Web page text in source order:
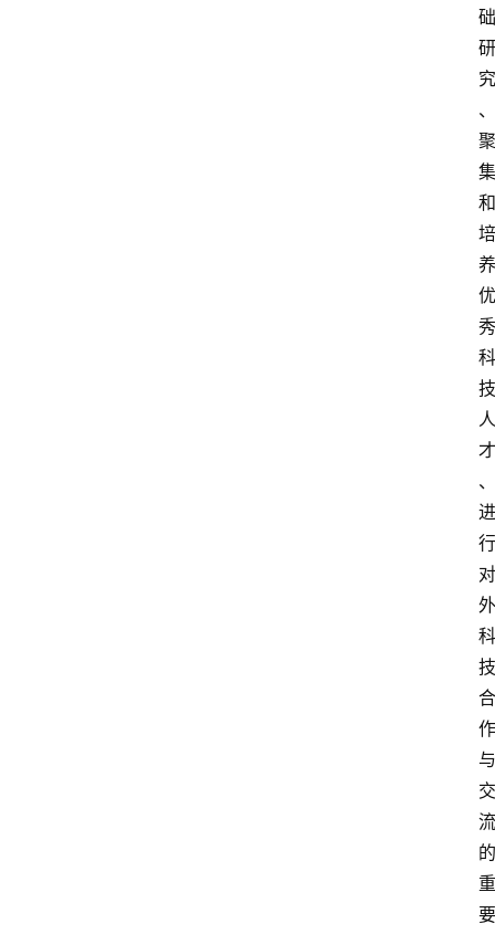
础
研
究
、
聚
集
和
培
养
优
秀
科
技
人
才
、
进
行
对
外
科
技
合
作
与
交
流
的
重
要